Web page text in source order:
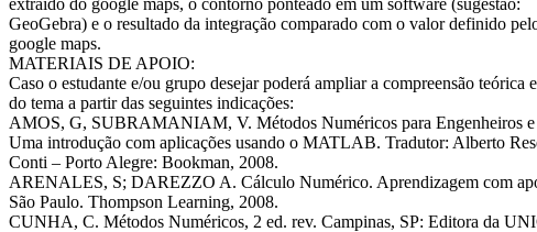
extraído do google maps, o contorno ponteado em um software (sugestão:
GeoGebra) e o resultado da integração comparado com o valor definido
google maps.
MATERIAIS DE APOIO:
Caso o estudante e/ou grupo desejar poderá ampliar a compreensão teórica
do tema a partir das seguintes indicações:
AMOS, G, SUBRAMANIAM, V. Métodos Numéricos para Engenheiros e
Uma introdução com aplicações usando o MATLAB. Tradutor: Alberto
Conti – Porto Alegre: Bookman, 2008.
ARENALES, S; DAREZZO A. Cálculo Numérico. Aprendizagem com
São Paulo. Thompson Learning, 2008.
CUNHA, C. Métodos Numéricos, 2 ed. rev. Campinas, SP: Editora da